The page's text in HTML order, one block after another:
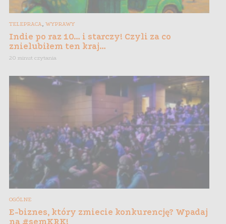
TELEPRACA, WYPRAWY
Indie po raz 10… i starczy! Czyli za co
znielubiłem ten kraj…
20 minut czytania
OGÓLNE
E-biznes, który zmiecie konkurencję? Wpadaj
na #semKRK!